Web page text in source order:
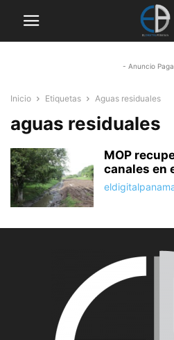
- Anuncio
Inicio Etiquetas Aguas residuales
aguas residuales
MOP
canales en